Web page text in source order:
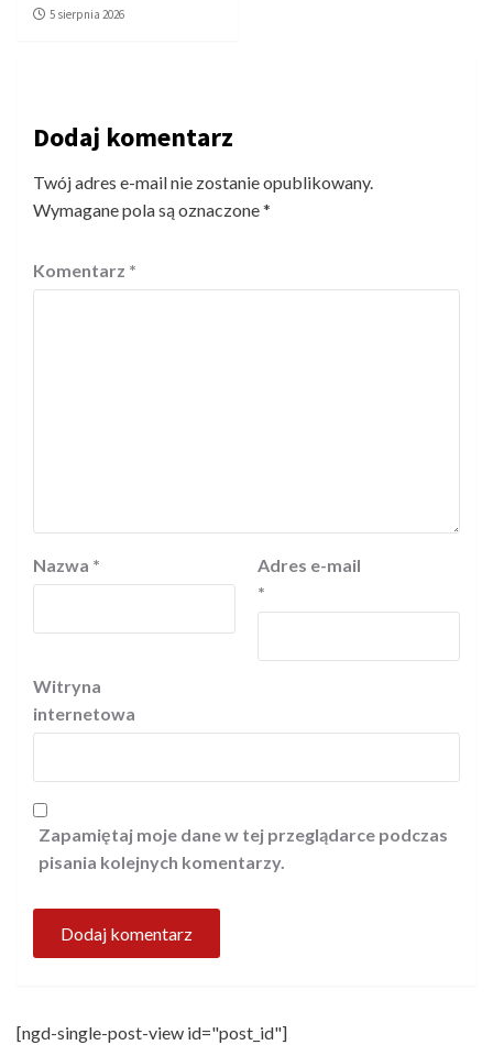
5 sierpnia 2026
Dodaj komentarz
Twój adres e-mail nie zostanie opublikowany.
Wymagane pola są oznaczone*
Komentarz *
Nazwa *
Adres e-mail
*
Witryna
internetowa
Zapamiętaj moje dane w tej przeglądarce podczas
pisania kolejnych komentarzy.
[ngd-single-post-view id="post_id"]